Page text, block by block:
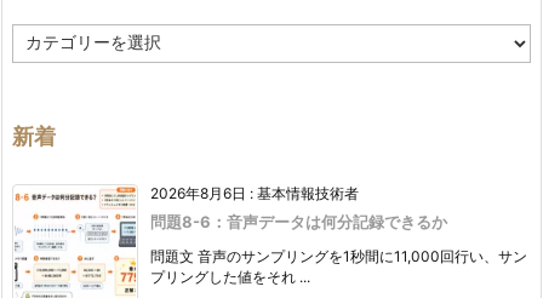
テ
ー
新着
2026年8月6日 : 基本情報技術者
問題8-6：音声データは何分記録できるか
問題文 音声のサンプリングを1秒間に11,000回行い、サン
プリングした値をそれ ...